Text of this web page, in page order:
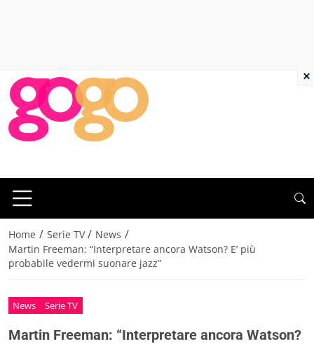
Home / Serie TV / News /
Martin Freeman: “Interpretare ancora Watson? E’ più
probabile vedermi suonare jazz”
News Serie TV
Martin Freeman: “Interpretare ancora Watson?
×